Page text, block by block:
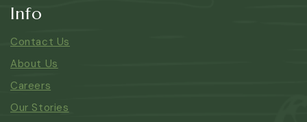
Info
Contact Us
About Us
Careers
Our Stories